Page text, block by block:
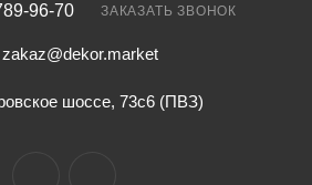
96-70 ЗАКАЗАТЬ ЗВОНОК
zakaz@dekor.market
шоссе, 73с6 (ПВЗ)